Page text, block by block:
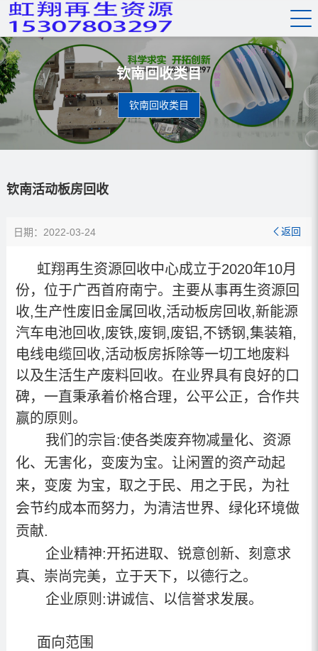
钦南回收类目
钦南回收类目
钦南活动板房回收
日期：2022-03-24 返回
虹翔再生资源回收中心成立于2020年10月
份，位于广西首府南宁。主要从事再生资源回
收,生产性废旧金属回收,活动板房回收,新能源
汽车电池回收,废铁,废铜,废铝,不锈钢,集装箱,
电线电缆回收,活动板房拆除等一切工地废料
以及生活生产废料回收。在业界具有良好的口
碑，一直秉承着价格合理，公平公正，合作共
赢的原则。
我们的宗旨:使各类废弃物减量化、资源
化、无害化，变废为宝。让闲置的资产动起
来，变废 为宝，取之于民、用之于民，为社
会节约成本而努力，为清洁世界、绿化环境做
贡献.
企业精神:开拓进取、锐意创新、刻意求
真、崇尚完美，立于天下，以德行之。
企业原则:讲诚信、以信誉求发展。
面向范围